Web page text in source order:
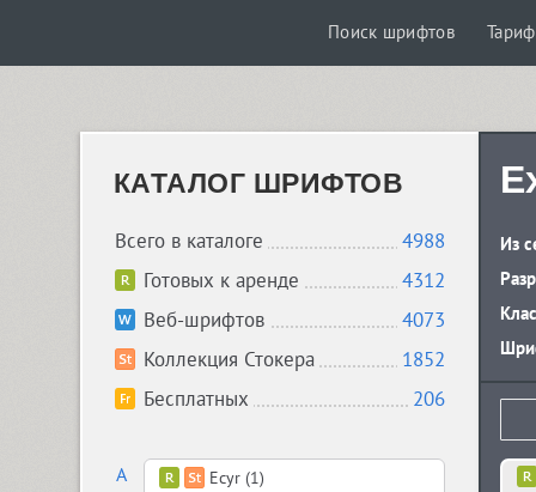
Поиск шрифтов
КАТАЛОГ ШРИФТОВ
Всего в каталоге
4988
Готовых к аренде
4312
Веб-шрифтов
4073
Коллекция Стокера
1852
Бесплатных
206
A
Ecyr (1)
Из